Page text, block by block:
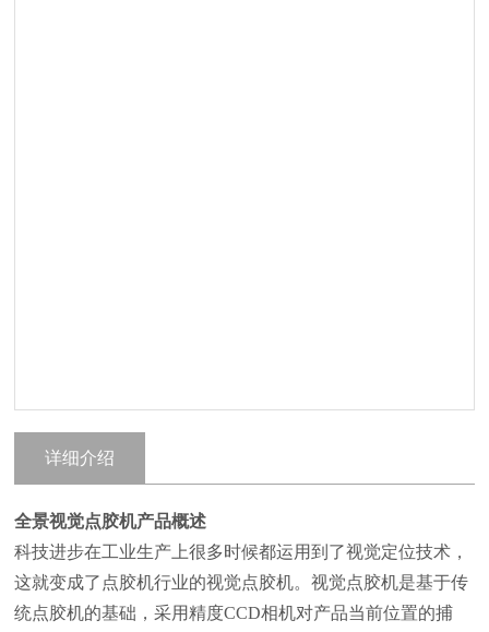
详细介绍
全景视觉点胶机产品概述
科技进步在工业生产上很多时候都运用到了视觉定位技术，
这就变成了点胶机行业的视觉点胶机。视觉点胶机是基于传
统点胶机的基础，采用精度CCD相机对产品当前位置的捕